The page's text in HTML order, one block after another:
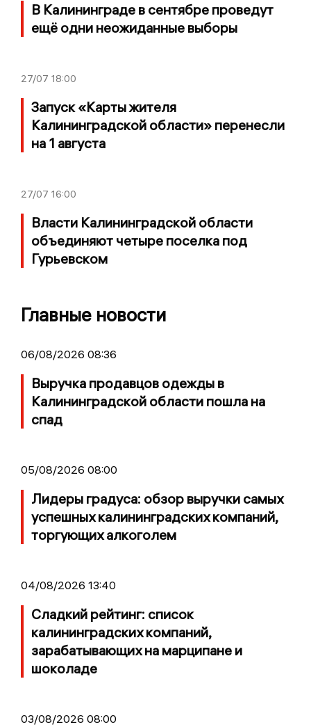
В Калининграде в сентябре проведут
ещё одни неожиданные выборы
27/07 18:00
Запуск «Карты жителя
Калининградской области» перенесли
на 1 августа
27/07 16:00
Власти Калининградской области
объединяют четыре поселка под
Гурьевском
Главные новости
06/08/2026 08:36
Выручка продавцов одежды в
Калининградской области пошла на
спад
05/08/2026 08:00
Лидеры градуса: обзор выручки самых
успешных калининградских компаний,
торгующих алкоголем
04/08/2026 13:40
Сладкий рейтинг: список
калининградских компаний,
зарабатывающих на марципане и
шоколаде
03/08/2026 08:00